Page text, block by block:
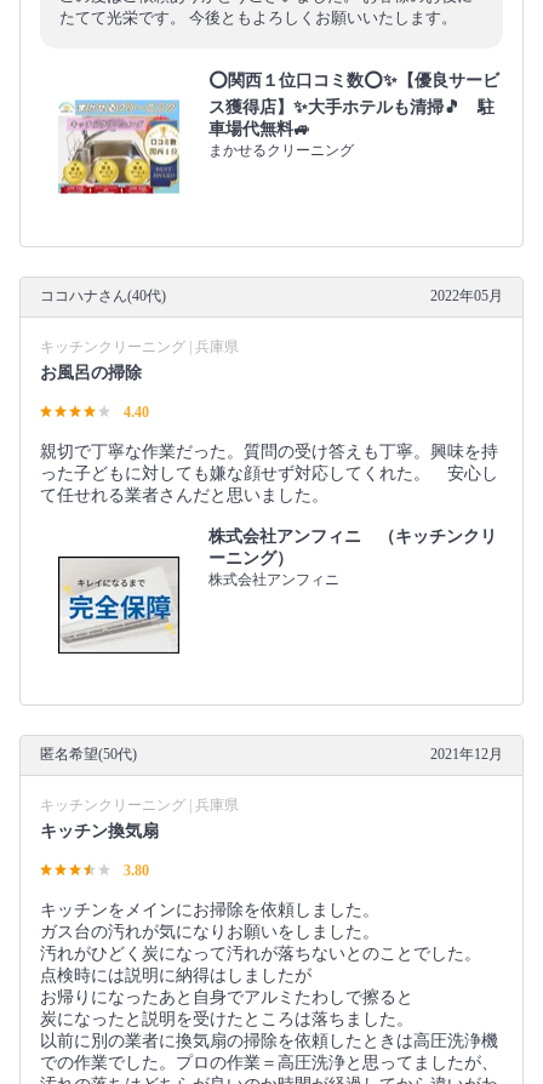
たてて光栄です。 今後ともよろしくお願いいたします。
⭕関西１位口コミ数⭕✨【優良サービ
ス獲得店】✨大手ホテルも清掃🎵 駐
車場代無料🚙
まかせるクリーニング
ココハナさん(40代) 2022年05月
キッチンクリーニング | 兵庫県
お風呂の掃除
4.40
親切で丁寧な作業だった。質問の受け答えも丁寧。興味を持
った子どもに対しても嫌な顔せず対応してくれた。 安心し
て任せれる業者さんだと思いました。
株式会社アンフィニ （キッチンクリ
ーニング）
株式会社アンフィニ
匿名希望(50代) 2021年12月
キッチンクリーニング | 兵庫県
キッチン換気扇
3.80
キッチンをメインにお掃除を依頼しました。
ガス台の汚れが気になりお願いをしました。
汚れがひどく炭になって汚れが落ちないとのことでした。
点検時には説明に納得はしましたが
お帰りになったあと自身でアルミたわしで擦ると
炭になったと説明を受けたところは落ちました。
以前に別の業者に換気扇の掃除を依頼したときは高圧洗浄機
での作業でした。プロの作業＝高圧洗浄と思ってましたが、